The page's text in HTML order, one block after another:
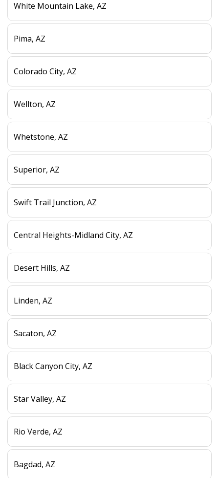
White Mountain Lake, AZ
Pima, AZ
Colorado City, AZ
Wellton, AZ
Whetstone, AZ
Superior, AZ
Swift Trail Junction, AZ
Central Heights-Midland City, AZ
Desert Hills, AZ
Linden, AZ
Sacaton, AZ
Black Canyon City, AZ
Star Valley, AZ
Rio Verde, AZ
Bagdad, AZ